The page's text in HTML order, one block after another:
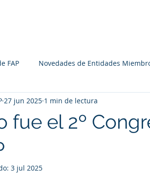
FAP Novedades de Entidades
fue el 2º
27 jun 2025 1 min de lectura
3 jul 2025